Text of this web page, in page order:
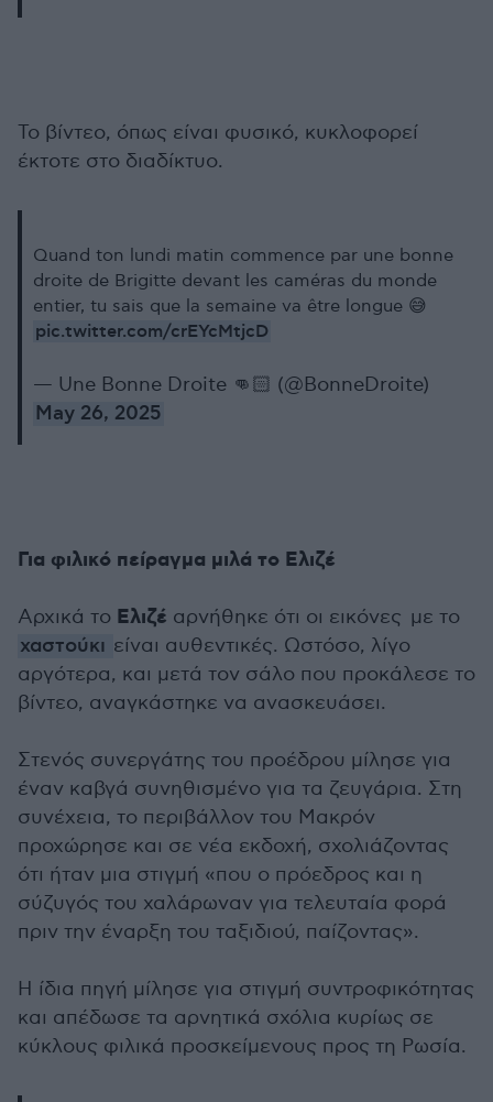
Το βίντεο, όπως είναι φυσικό, κυκλοφορεί
έκτοτε στο διαδίκτυο.
Quand ton lundi matin commence par une bonne
droite de Brigitte devant les caméras du monde
entier, tu sais que la semaine va être longue 😅
pic.twitter.com/crEYcMtjcD
— Une Bonne Droite 👊🏻 (@BonneDroite)
May 26, 2025
Για φιλικό πείραγμα μιλά το Ελιζέ
Αρχικά το Ελιζέ αρνήθηκε ότι οι εικόνες με το
χαστούκι είναι αυθεντικές. Ωστόσο, λίγο
αργότερα, και μετά τον σάλο που προκάλεσε το
βίντεο, αναγκάστηκε να ανασκευάσει.
Στενός συνεργάτης του προέδρου μίλησε για
έναν καβγά συνηθισμένο για τα ζευγάρια. Στη
συνέχεια, το περιβάλλον του Μακρόν
προχώρησε και σε νέα εκδοχή, σχολιάζοντας
ότι ήταν μια στιγμή «που ο πρόεδρος και η
σύζυγός του χαλάρωναν για τελευταία φορά
πριν την έναρξη του ταξιδιού, παίζοντας».
Η ίδια πηγή μίλησε για στιγμή συντροφικότητας
και απέδωσε τα αρνητικά σχόλια κυρίως σε
κύκλους φιλικά προσκείμενους προς τη Ρωσία.